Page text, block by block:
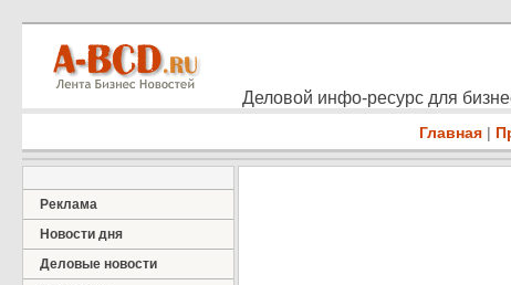
Деловой инфо-ресурс для
Главная |
Реклама
Новости дня
Деловые новости